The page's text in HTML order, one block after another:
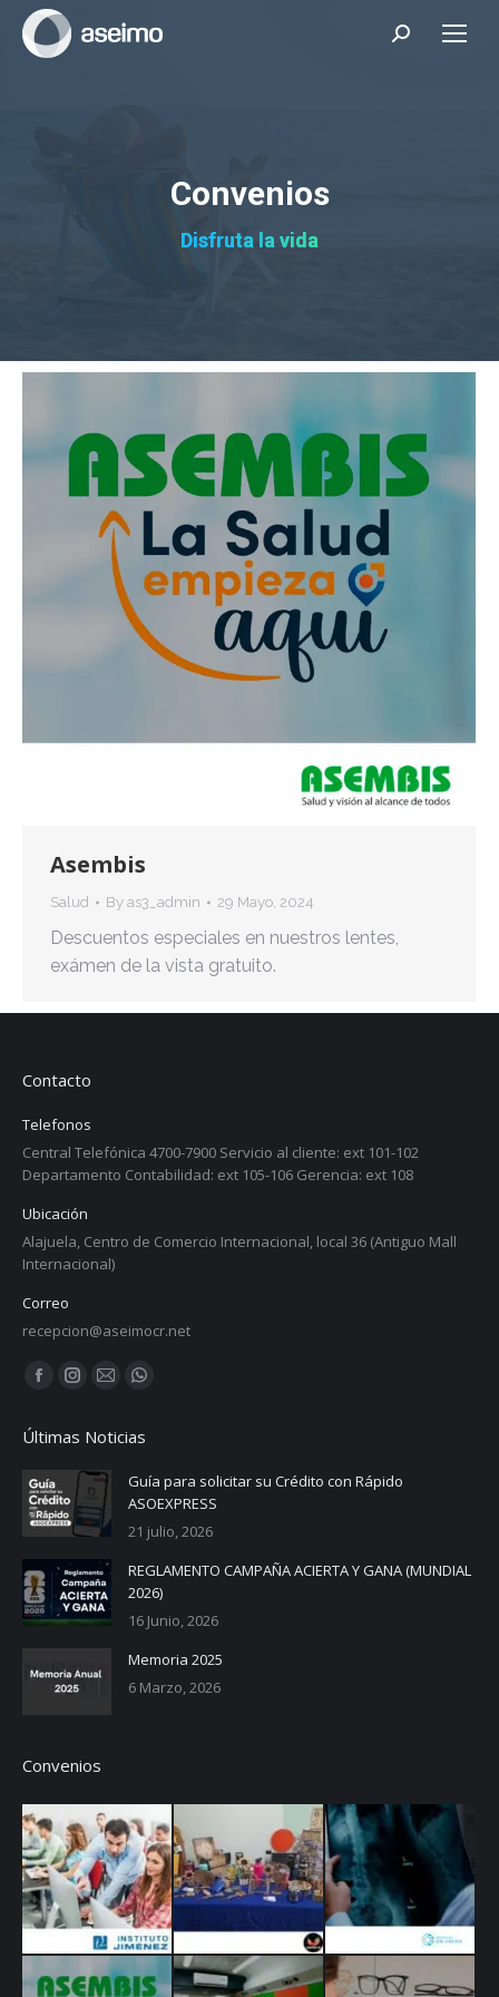
Search:
Convenios
Disfruta la vida
Asembis
Salud By as3_admin 29 Mayo, 2024
Descuentos especiales en nuestros lentes,
exámen de la vista gratuito.
Contacto
Telefonos
Central Telefónica 4700-7900 Servicio al cliente: ext 101-102
Departamento Contabilidad: ext 105-106 Gerencia: ext 108
Ubicación
Alajuela, Centro de Comercio Internacional, local 36 (Antiguo Mall
Internacional)
Correo
recepcion@aseimocr.net
Find us on:
Facebook
opens
in
new
window
Instagram
opens
in
new
window
Mail
opens
in
new
window
Whatsapp
opens
in
new
window
Últimas Noticias
Guía para solicitar su Crédito con Rápido
ASOEXPRESS
21 julio, 2026
REGLAMENTO CAMPAÑA ACIERTA Y GANA (MUNDIAL
2026)
16 Junio, 2026
Memoria 2025
6 Marzo, 2026
Convenios